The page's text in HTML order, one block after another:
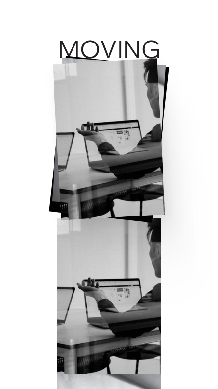
MOVING